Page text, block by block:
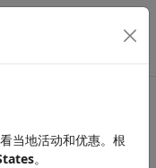
当地活动和优惠。根
。